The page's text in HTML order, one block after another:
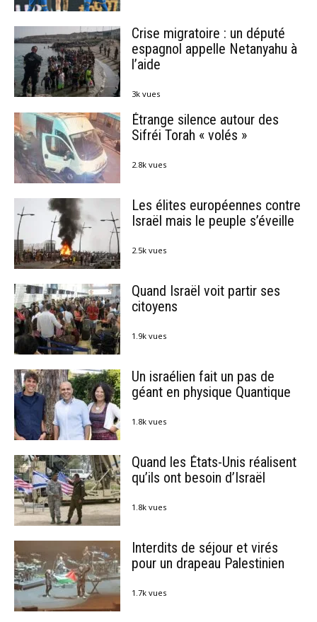
Crise migratoire : un député
espagnol appelle Netanyahu à
l’aide
3k vues
Étrange silence autour des
Sifréi Torah « volés »
2.8k vues
Les élites européennes contre
Israël mais le peuple s’éveille
2.5k vues
Quand Israël voit partir ses
citoyens
1.9k vues
Un israélien fait un pas de
géant en physique Quantique
1.8k vues
Quand les États-Unis réalisent
qu’ils ont besoin d’Israël
1.8k vues
Interdits de séjour et virés
pour un drapeau Palestinien
1.7k vues